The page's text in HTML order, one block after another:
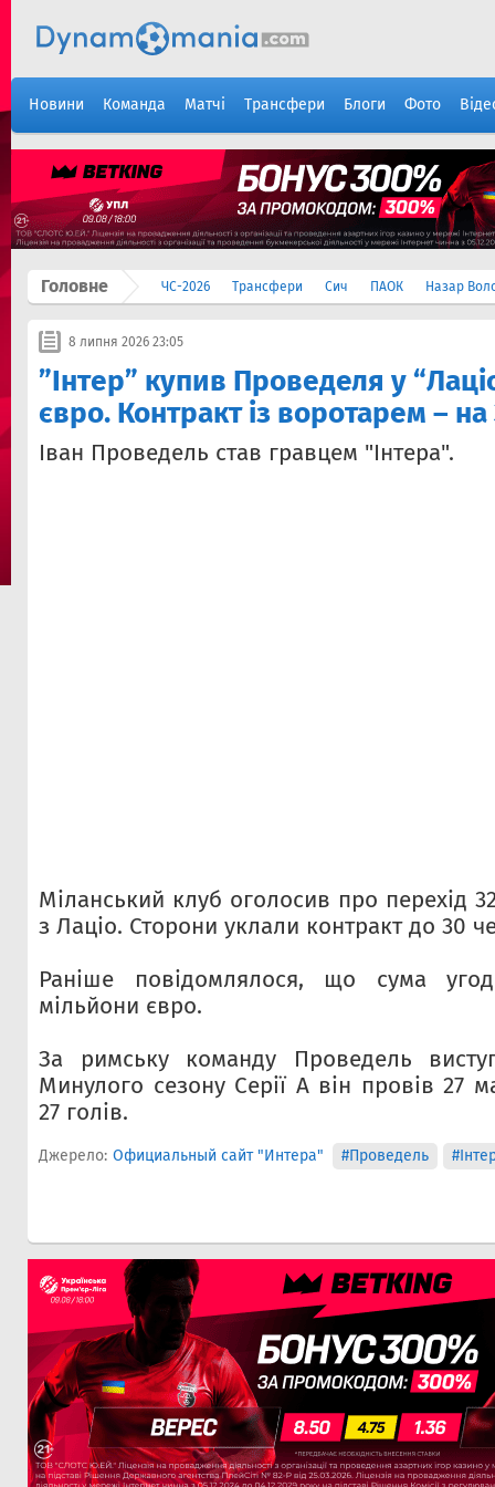
Новини Команда Матчі Трансфери Блоги Фото
Головне ЧС-2026 Трансфери Сич ПАОК Назар
8 липня 2026 23:05
”Інтер” купив Проведеля у
євро. Контракт із воротарем –
Іван Проведель став гравцем "Інтера".
Міланський клуб оголосив про перехід
з Лаціо. Сторони уклали контракт до 30
Раніше повідомлялося, що сума
мільйони євро.
За римську команду Проведель
Минулого сезону Серії А він провів 27
27 голів.
Джерело: Официальный сайт "Интера" #Проведель